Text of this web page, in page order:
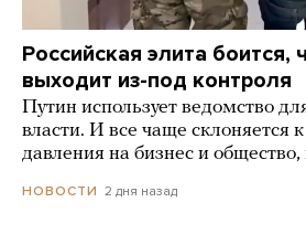
Российская элита боится,
выходит из-под контроля
Путин использует ведомство
власти. И все чаще склоняется
давления на бизнес и
НОВОСТИ 2 дня назад